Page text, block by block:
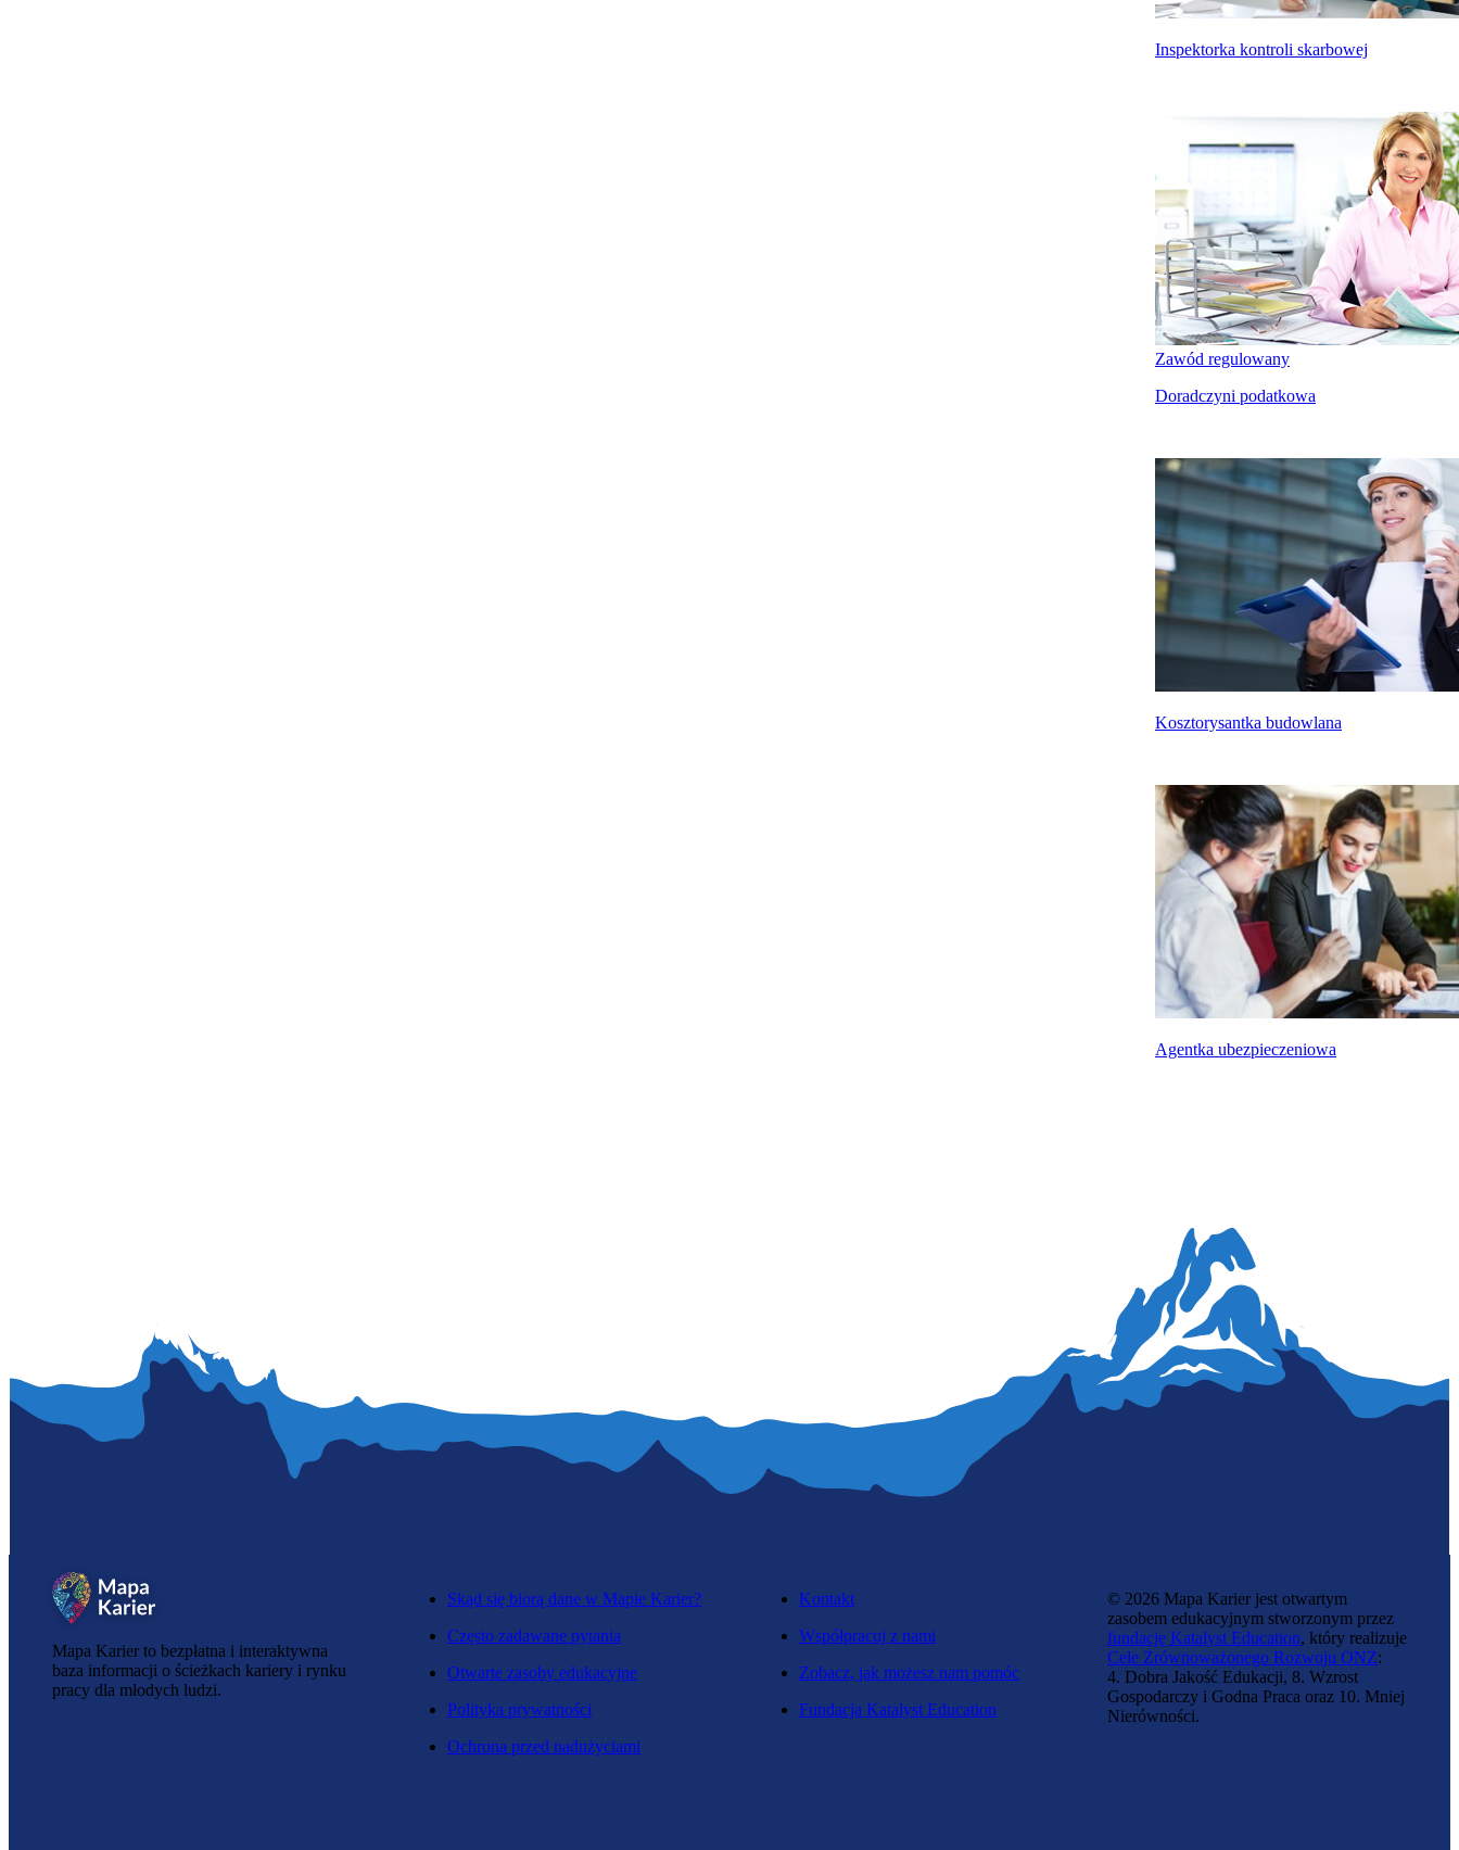
Inspektorka kontroli skarbowej
Zawód regulowany
Doradczyni podatkowa
Kosztorysantka budowlana
Agentka ubezpieczeniowa
Mapa Karier to bezpłatna i interaktywna
baza informacji o ścieżkach kariery i rynku
pracy dla młodych ludzi.
Skąd się biorą dane w Mapie Karier?
Często zadawane pytania
Otwarte zasoby edukacyjne
Polityka prywatności
Ochrona przed nadużyciami
Kontakt
Współpracuj z nami
Zobacz, jak możesz nam pomóc
Fundacja Katalyst Education
© 2026 Mapa Karier jest otwartym
zasobem edukacyjnym stworzonym przez
fundację Katalyst Education, który realizuje
Cele Zrównoważonego Rozwoju ONZ:
4. Dobra Jakość Edukacji, 8. Wzrost
Gospodarczy i Godna Praca oraz 10. Mniej
Nierówności.